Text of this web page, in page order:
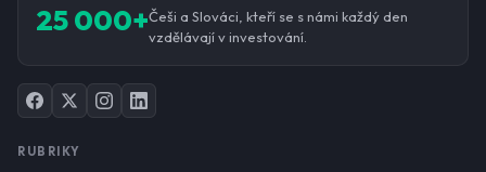
25 000+Češi a Slováci, kteří se s námi každý den
vzdělávají v investování.
RUBRIKY